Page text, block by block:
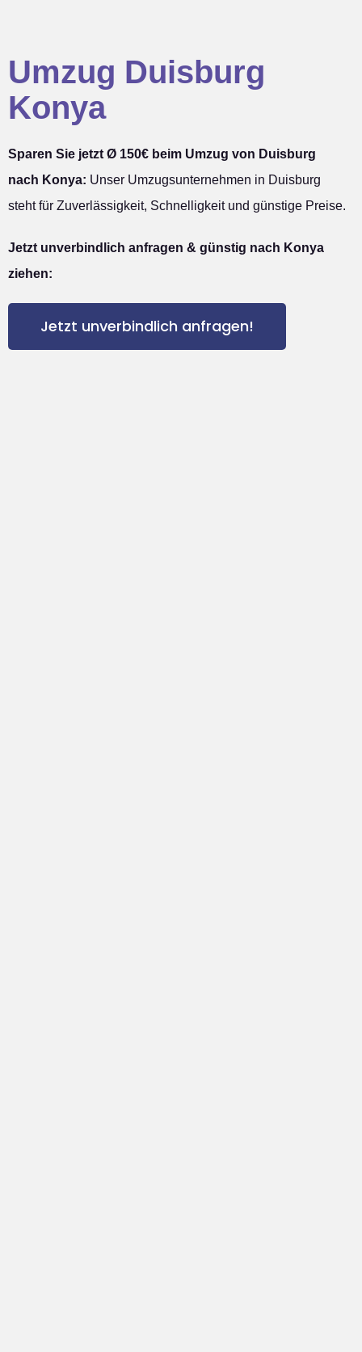
Umzug Duisburg
Konya
Sparen Sie jetzt Ø 150€ beim Umzug von Duisburg
nach Konya: Unser Umzugsunternehmen in Duisburg
steht für Zuverlässigkeit, Schnelligkeit und günstige Preise.
Jetzt unverbindlich anfragen & günstig nach Konya
ziehen:
Jetzt unverbindlich anfragen!